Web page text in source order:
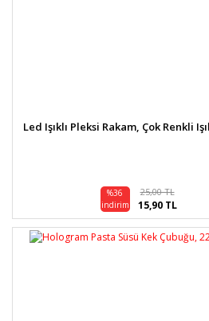
Led Işıklı Pleksi Rakam, Çok Renkli
%36
indirim
25,00 TL
15,90 TL